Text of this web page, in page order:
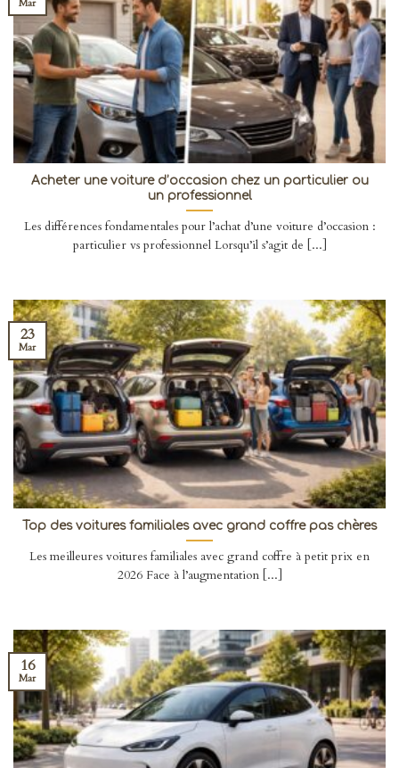
Acheter une voiture d’occasion chez un particulier ou
un professionnel
Les différences fondamentales pour l’achat d’une voiture d’occasion :
particulier vs professionnel Lorsqu’il s’agit de [...]
Mar
Top des voitures familiales avec grand coffre pas chères
Les meilleures voitures familiales avec grand coffre à petit prix en
2026 Face à l’augmentation [...]
23
Mar
16
Mar